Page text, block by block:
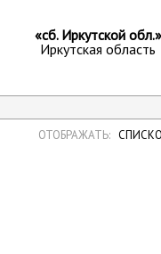
«сб. Иркутской обл.»
Иркутская область
ОТОБРАЖАТЬ: